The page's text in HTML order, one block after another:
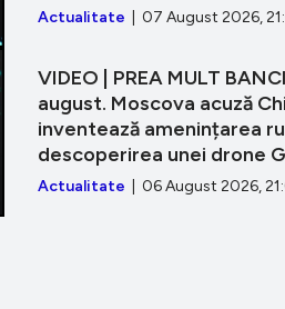
Actualitate | 07 August 2026,
VIDEO | PREA MULT
august. Moscova acuză
inventează amenințarea
descoperirea unei drone
Actualitate | 06 August 2026,